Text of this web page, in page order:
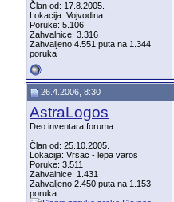
Član od: 17.8.2005.
Lokacija: Vojvodina
Poruke: 5.106
Zahvalnice: 3.316
Zahvaljeno 4.551 puta na 1.344
poruka
26.4.2006, 8:30
AstraLogos
Deo inventara foruma
Član od: 25.10.2005.
Lokacija: Vrsac - lepa varos
Poruke: 3.511
Zahvalnice: 1.431
Zahvaljeno 2.450 puta na 1.153
poruka